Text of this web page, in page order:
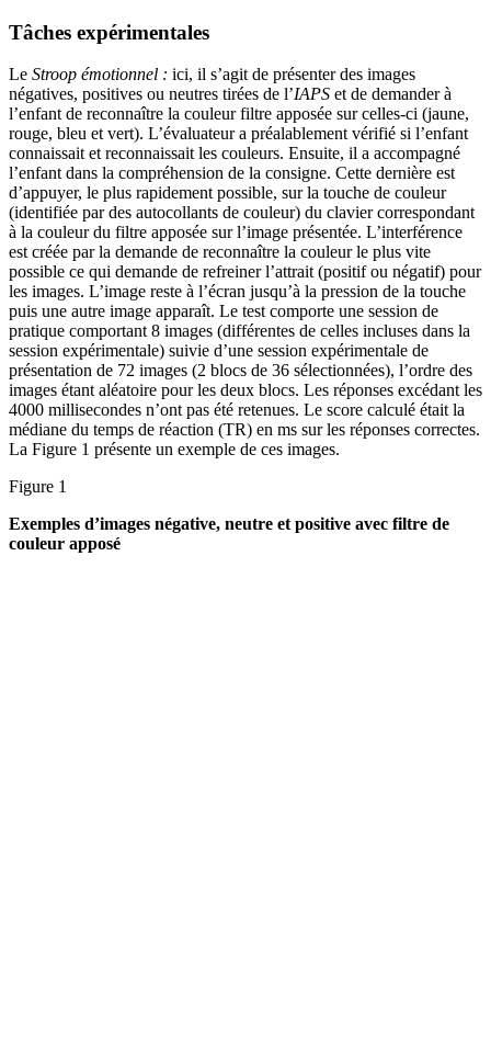
Tâches expérimentales
Le Stroop émotionnel : ici, il s’agit de présenter des images
négatives, positives ou neutres tirées de l’IAPS et de demander à
l’enfant de reconnaître la couleur filtre apposée sur celles-ci (jaune,
rouge, bleu et vert). L’évaluateur a préalablement vérifié si l’enfant
connaissait et reconnaissait les couleurs. Ensuite, il a accompagné
l’enfant dans la compréhension de la consigne. Cette dernière est
d’appuyer, le plus rapidement possible, sur la touche de couleur
(identifiée par des autocollants de couleur) du clavier correspondant
à la couleur du filtre apposée sur l’image présentée. L’interférence
est créée par la demande de reconnaître la couleur le plus vite
possible ce qui demande de refreiner l’attrait (positif ou négatif) pour
les images. L’image reste à l’écran jusqu’à la pression de la touche
puis une autre image apparaît. Le test comporte une session de
pratique comportant 8 images (différentes de celles incluses dans la
session expérimentale) suivie d’une session expérimentale de
présentation de 72 images (2 blocs de 36 sélectionnées), l’ordre des
images étant aléatoire pour les deux blocs. Les réponses excédant les
4000 millisecondes n’ont pas été retenues. Le score calculé était la
médiane du temps de réaction (TR) en ms sur les réponses correctes.
La Figure 1 présente un exemple de ces images.
Figure 1
Exemples d’images négative, neutre et positive avec filtre de
couleur apposé